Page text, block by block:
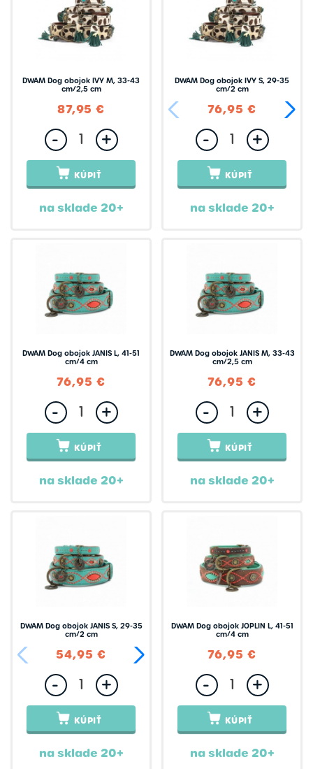
DWAM Dog obojok IVY M, 33-43
cm/2,5 cm
87,95 €
- +
KÚPIŤ
na sklade 20+
DWAM Dog obojok IVY S, 29-35
cm/2 cm
76,95 €
- +
KÚPIŤ
na sklade 20+
DWAM Dog obojok JANIS L, 41-51
cm/4 cm
76,95 €
- +
KÚPIŤ
na sklade 20+
DWAM Dog obojok JANIS M, 33-43
cm/2,5 cm
76,95 €
- +
KÚPIŤ
na sklade 20+
DWAM Dog obojok JANIS S, 29-35
cm/2 cm
54,95 € 76,95 €
- +
KÚPIŤ
na sklade 20+
DWAM Dog obojok JOPLIN L, 41-51
cm/4 cm
76,95 €
- +
KÚPIŤ
na sklade 20+